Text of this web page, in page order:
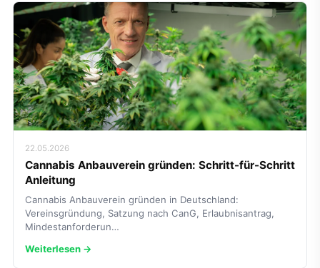
22.05.2026
Cannabis Anbauverein gründen: Schritt-für-Schritt
Anleitung
Cannabis Anbauverein gründen in Deutschland:
Vereinsgründung, Satzung nach CanG, Erlaubnisantrag,
Mindestanforderun…
Weiterlesen →